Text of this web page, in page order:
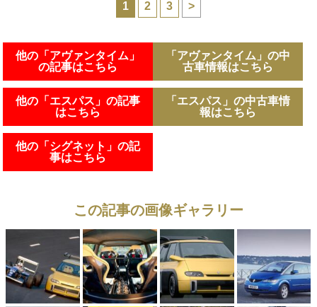
1 2 3 >
他の「アヴァンタイム」
の記事はこちら
他の「エスパス」の記事
はこちら
他の「シグネット」の記
事はこちら
「アヴァンタイム」の中
古車情報はこちら
「エスパス」の中古車情
報はこちら
この記事の画像ギャラリー